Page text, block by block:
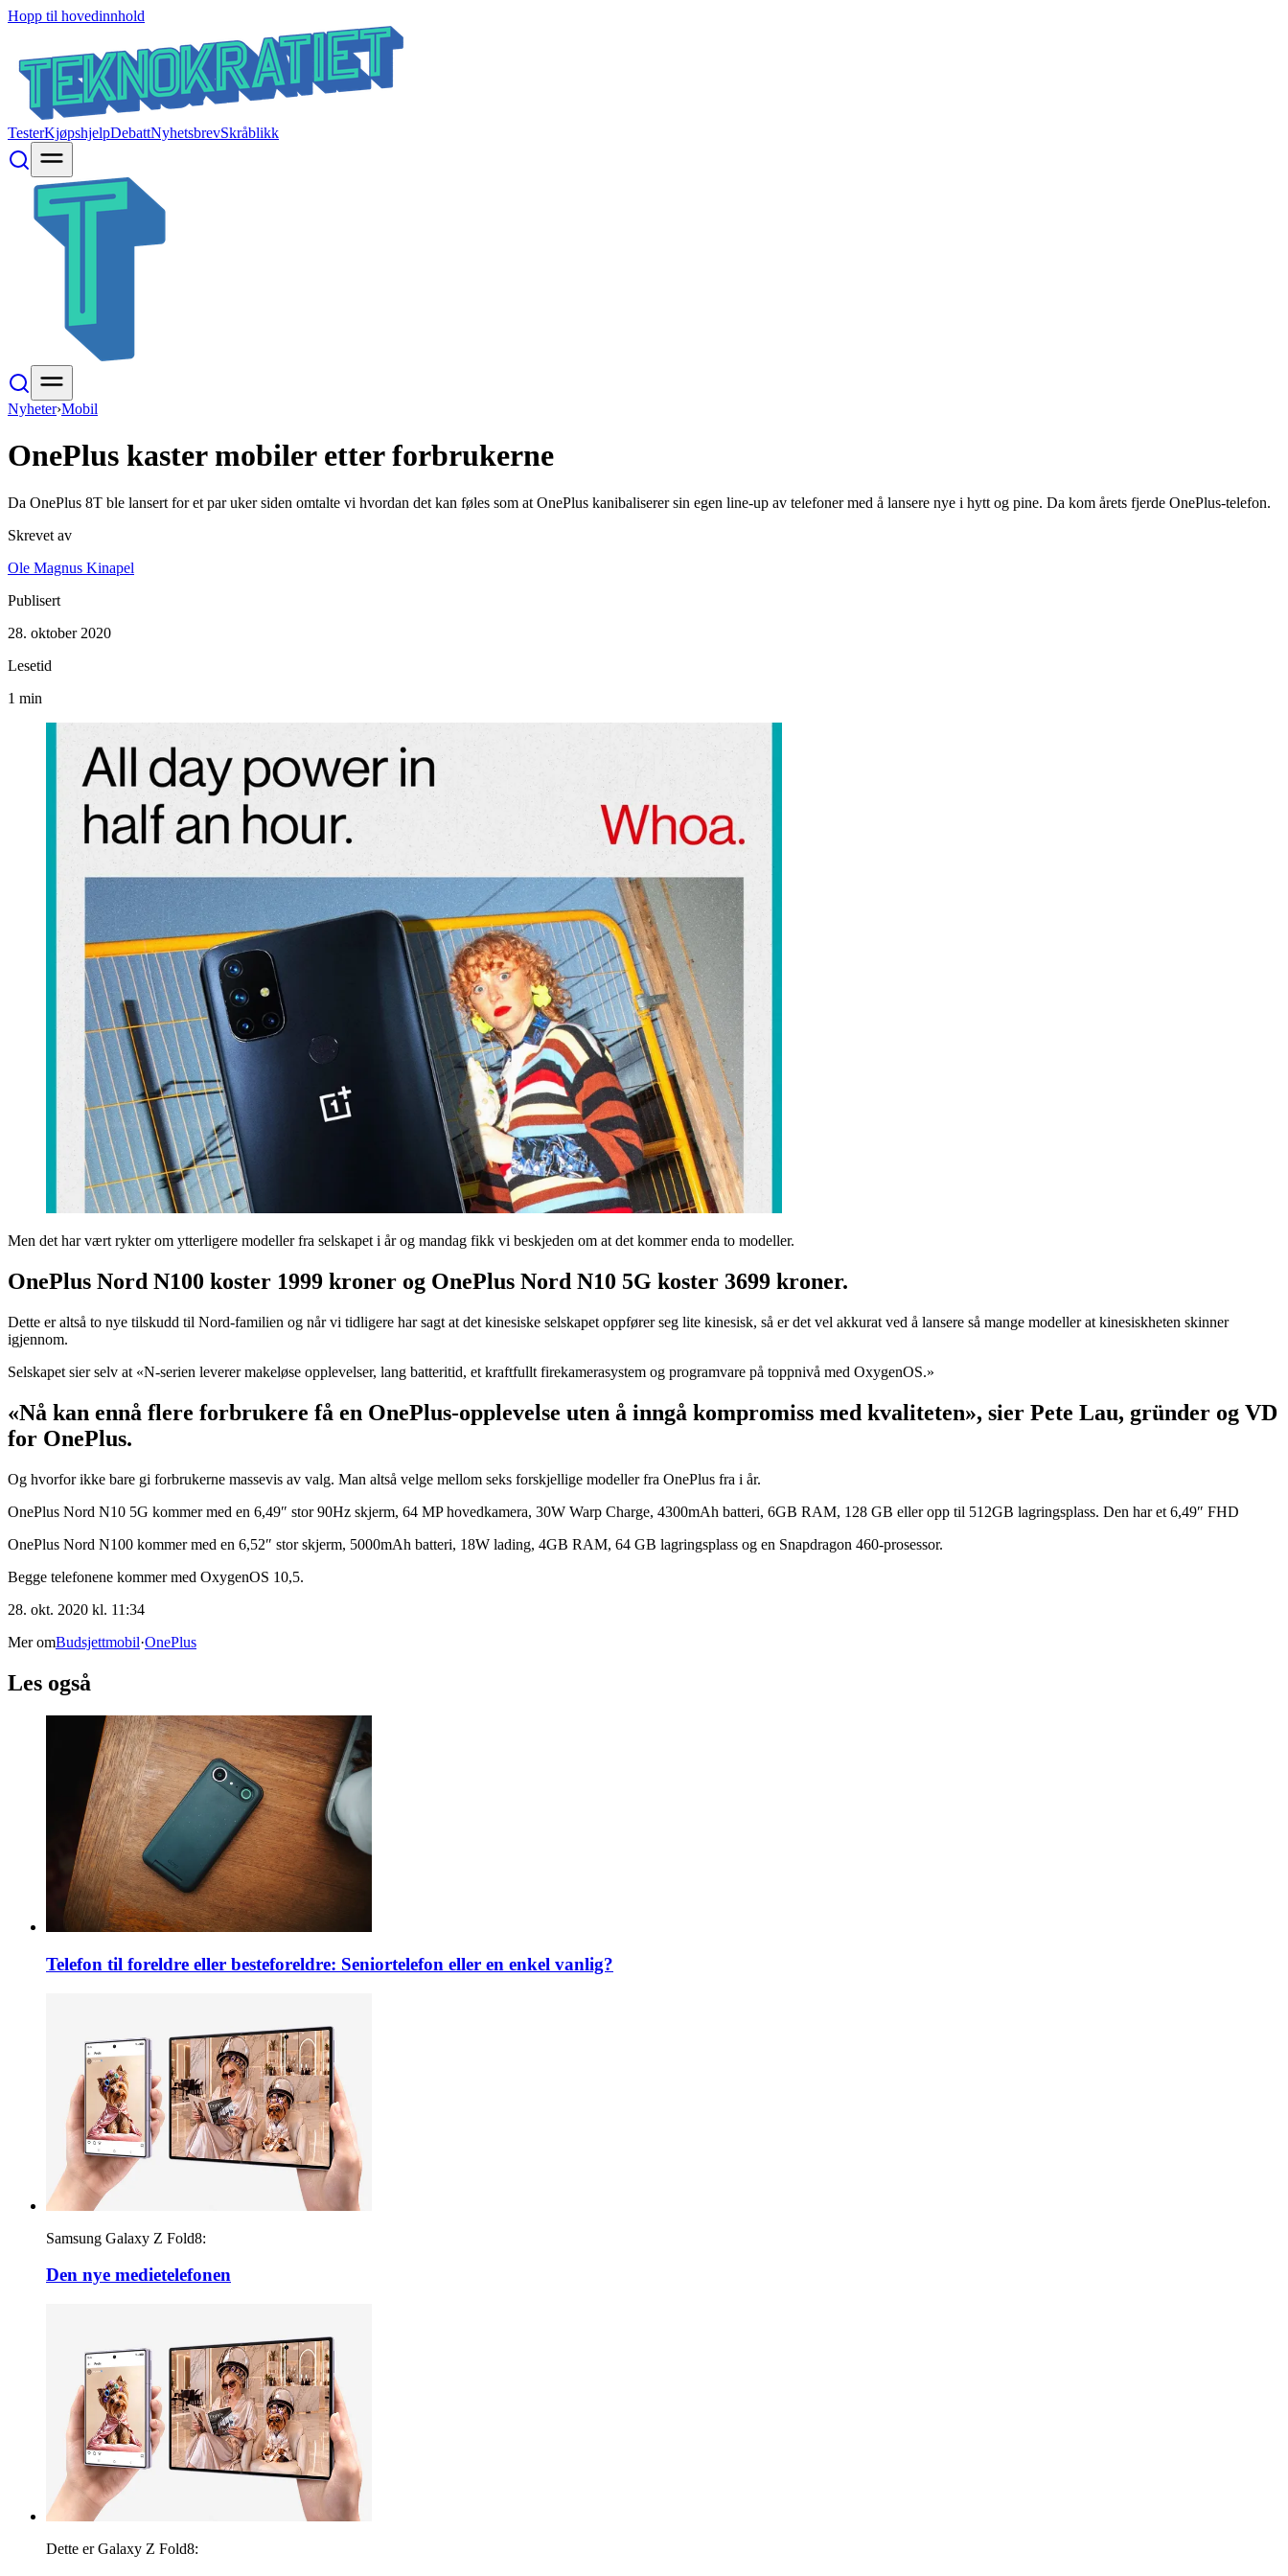
Hopp til hovedinnhold
TesterKjøpshjelpDebattNyhetsbrevSkråblikk
Nyheter›Mobil
OnePlus kaster mobiler etter forbrukerne
Da OnePlus 8T ble lansert for et par uker siden omtalte vi hvordan det kan føles som at OnePlus kanibaliserer sin egen line-up av telefoner med å lansere nye i hytt og pine. Da kom årets fjerde OnePlus-telefon.
Skrevet av
Ole Magnus Kinapel
Publisert
28. oktober 2020
Lesetid
1 min
Men det har vært rykter om ytterligere modeller fra selskapet i år og mandag fikk vi beskjeden om at det kommer enda to modeller.
OnePlus Nord N100 koster 1999 kroner og OnePlus Nord N10 5G koster 3699 kroner.
Dette er altså to nye tilskudd til Nord-familien og når vi tidligere har sagt at det kinesiske selskapet oppfører seg lite kinesisk, så er det vel akkurat ved å lansere så mange modeller at kinesiskheten skinner
igjennom.
Selskapet sier selv at «N-serien leverer makeløse opplevelser, lang batteritid, et kraftfullt firekamerasystem og programvare på toppnivå med OxygenOS.»
«Nå kan ennå flere forbrukere få en OnePlus-opplevelse uten å inngå kompromiss med kvaliteten», sier Pete Lau, gründer og VD
for OnePlus.
Og hvorfor ikke bare gi forbrukerne massevis av valg. Man altså velge mellom seks forskjellige modeller fra OnePlus fra i år.
OnePlus Nord N10 5G kommer med en 6,49″ stor 90Hz skjerm, 64 MP hovedkamera, 30W Warp Charge, 4300mAh batteri, 6GB RAM, 128 GB eller opp til 512GB lagringsplass. Den har et 6,49″ FHD
OnePlus Nord N100 kommer med en 6,52″ stor skjerm, 5000mAh batteri, 18W lading, 4GB RAM, 64 GB lagringsplass og en Snapdragon 460-prosessor.
Begge telefonene kommer med OxygenOS 10,5.
28. okt. 2020 kl. 11:34
Mer omBudsjettmobil·OnePlus
Les også
Telefon til foreldre eller besteforeldre: Seniortelefon eller en enkel vanlig?
Samsung Galaxy Z Fold8:
Den nye medietelefonen
Dette er Galaxy Z Fold8: